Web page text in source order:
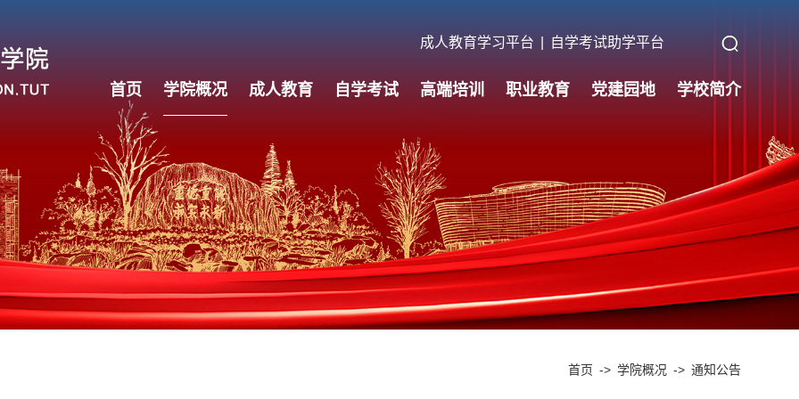
成人教育学习平台 自学考试助学平台
首页 学院概况 成人教育 自学考试 高端培训 职业教育 党建园地 学校简介
首页 -> 学院概况 -> 通知公告